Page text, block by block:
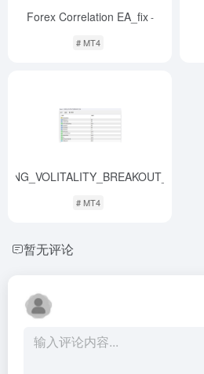
Forex Correlation EA_fix-
# MT4
# MT4
暂无评论